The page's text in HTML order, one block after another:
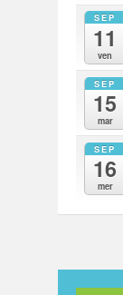
SEP
11
ven
SEP
15
mar
SEP
16
mer